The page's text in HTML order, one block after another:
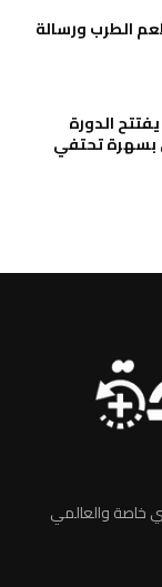
الطرب ورسالة
الدورة
بسهرة تحتفي
خاصة والعالمي